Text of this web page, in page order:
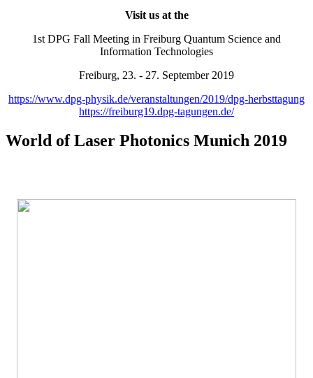
Visit us at the
1st DPG Fall Meeting in Freiburg Quantum Science and
Information Technologies
Freiburg, 23. - 27. September 2019
https://www.dpg-physik.de/veranstaltungen/2019/dpg-herbsttagung
https://freiburg19.dpg-tagungen.de/
World of Laser Photonics Munich 2019